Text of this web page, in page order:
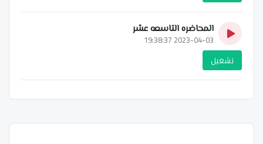
المحاضره التاسعه عشر
2023-04-03 19:38:37
تشغيل